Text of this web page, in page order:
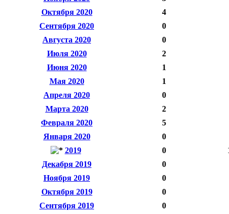
Октября 2020
4
Сентября 2020
0
Августа 2020
0
Июля 2020
2
Июня 2020
1
Мая 2020
1
Апреля 2020
0
Марта 2020
2
Февраля 2020
5
Января 2020
0
2019
0
Декабря 2019
0
Ноября 2019
0
Октября 2019
0
Сентября 2019
0